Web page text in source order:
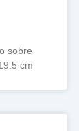
sobre
cm